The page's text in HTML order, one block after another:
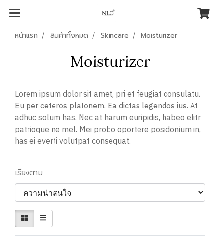
หน้าแรก สินค้าทั้งหมด Skincare Moisturizer
Moisturizer
Lorem ipsum dolor sit amet, pri et feugiat consulatu.
Eu per ceteros platonem. Ea dictas legendos ius. At
adhuc solum has. Nec at harum euripidis, habeo elitr
patrioque ne mel. Mei probo oportere posidonium in,
has ei everti volutpat consequat.
เรียงตาม